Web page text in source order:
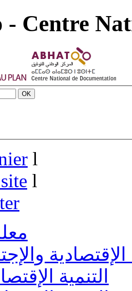
- Centre
l
l
الإقتصادية
التنمية